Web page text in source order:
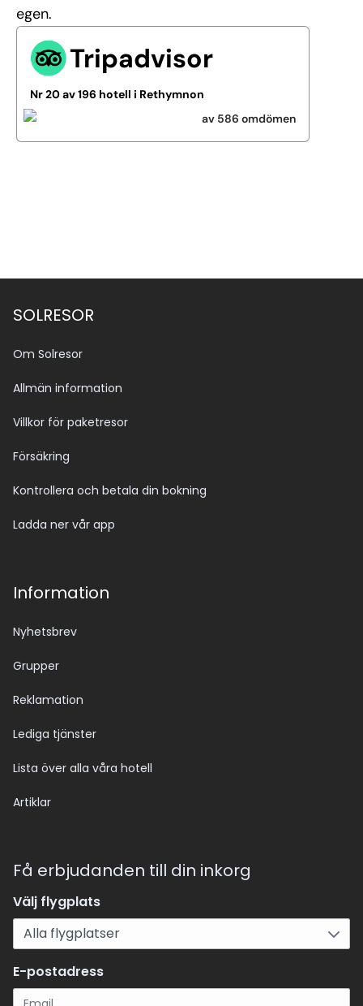
egen.
Tripadvisor
Nr 20 av 196 hotell i Rethymnon
av 586 omdömen
SOLRESOR
Om Solresor
Allmän information
Villkor för paketresor
Försäkring
Kontrollera och betala din bokning
Ladda ner vår app
Information
Nyhetsbrev
Grupper
Reklamation
Lediga tjänster
Lista över alla våra hotell
Artiklar
Få erbjudanden till din inkorg
Välj flygplats
E-postadress